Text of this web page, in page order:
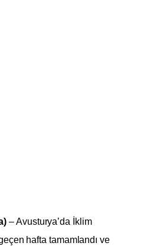
– Avusturya’da İklim
hafta tamamlandı ve